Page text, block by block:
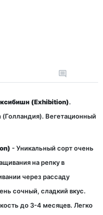
(Exhibition).
(Голландия). Вегетационный
- Уникальный сорт очень
на репку в
через рассаду
сочный, сладкий вкус.
до 3-4 месяцев. Легко